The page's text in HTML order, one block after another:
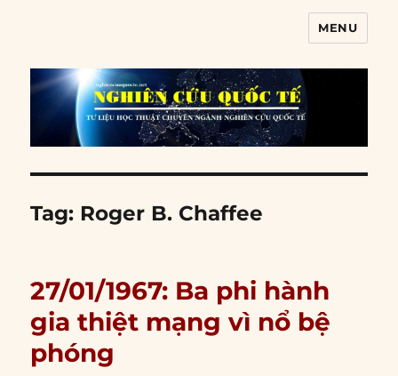
MENU
Tag: Roger B. Chaffee
27/01/1967: Ba phi hành
gia thiệt mạng vì nổ bệ
phóng